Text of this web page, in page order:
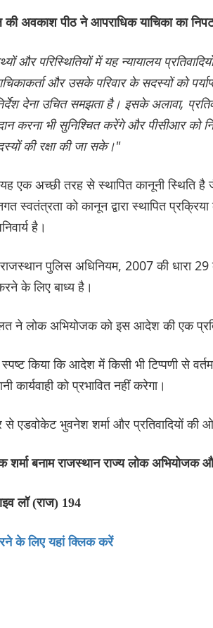
अवकाश पीठ ने आपराधिक याचिका का
और परिस्थितियों में यह न्यायालय
और उसके परिवार के सदस्यों को
देना उचित समझता है। इसके अलावा,
करना भी सुनिश्चित करेंगे और पीसीआर को
की रक्षा की जा सके।"
एक अच्छी तरह से स्थापित कानूनी स्थिति है
स्वतंत्रता को कानून द्वारा स्थापित
है।
पुलिस अधिनियम, 2007 की धारा
के लिए बाध्य है।
ने लोक अभियोजक को इस आदेश की एक
किया कि आदेश में किसी भी टिप्पणी से
कार्यवाही को प्रभावित नहीं करेगा।
से एडवोकेट भुवनेश शर्मा और प्रतिवादियों की
बनाम राजस्थान राज्य लोक अभियोजक
लॉ (राज) 194
के लिए यहां क्लिक करें